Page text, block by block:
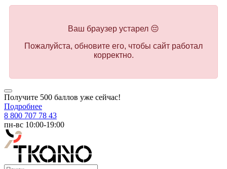
Ваш браузер устарел 😔
Пожалуйста, обновите его, чтобы сайт работал
корректно.
Получите 500 баллов уже сейчас!
Подробнее
8 800 707 78 43
пн-вс 10:00-19:00